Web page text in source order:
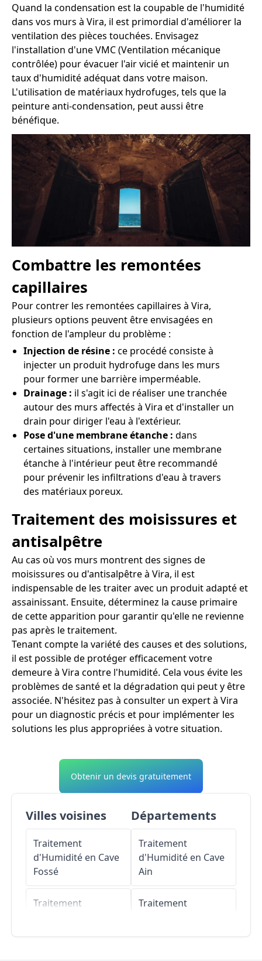
Quand la condensation est la coupable de l'humidité
dans vos murs à Vira, il est primordial d'améliorer la
ventilation des pièces touchées. Envisagez
l'installation d'une VMC (Ventilation mécanique
contrôlée) pour évacuer l'air vicié et maintenir un
taux d'humidité adéquat dans votre maison.
L'utilisation de matériaux hydrofuges, tels que la
peinture anti-condensation, peut aussi être
bénéfique.
Combattre les remontées
capillaires
Pour contrer les remontées capillaires à Vira,
plusieurs options peuvent être envisagées en
fonction de l'ampleur du problème :
Injection de résine : ce procédé consiste à
injecter un produit hydrofuge dans les murs
pour former une barrière imperméable.
Drainage : il s'agit ici de réaliser une tranchée
autour des murs affectés à Vira et d'installer un
drain pour diriger l'eau à l'extérieur.
Pose d'une membrane étanche : dans
certaines situations, installer une membrane
étanche à l'intérieur peut être recommandé
pour prévenir les infiltrations d'eau à travers
des matériaux poreux.
Traitement des moisissures et
antisalpêtre
Au cas où vos murs montrent des signes de
moisissures ou d'antisalpêtre à Vira, il est
indispensable de les traiter avec un produit adapté et
assainissant. Ensuite, déterminez la cause primaire
de cette apparition pour garantir qu'elle ne revienne
pas après le traitement.
Tenant compte la variété des causes et des solutions,
il est possible de protéger efficacement votre
demeure à Vira contre l'humidité. Cela vous évite les
problèmes de santé et la dégradation qui peut y être
associée. N'hésitez pas à consulter un expert à Vira
pour un diagnostic précis et pour implémenter les
solutions les plus appropriées à votre situation.
Obtenir un devis gratuitement
Villes voisines
Traitement
d'Humidité en Cave
Fossé
Traitement
Départements
Traitement
d'Humidité en Cave
Ain
Traitement